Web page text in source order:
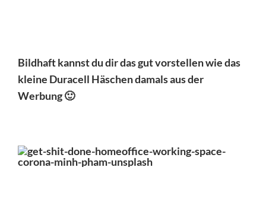
Bildhaft kannst du dir das gut vorstellen wie das
kleine Duracell Häschen damals aus der
Werbung 🙂